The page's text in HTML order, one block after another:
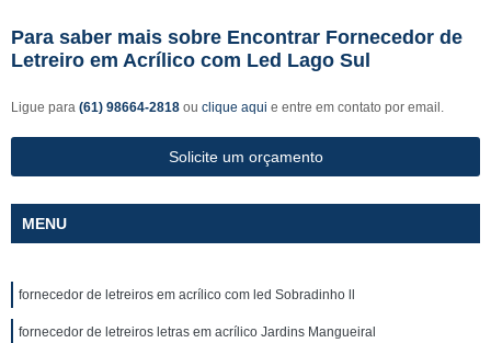
Para saber mais sobre Encontrar Fornecedor de
Letreiro em Acrílico com Led Lago Sul
Ligue para (61) 98664-2818 ou clique aqui e entre em contato por email.
Solicite um orçamento
MENU
fornecedor de letreiros em acrílico com led Sobradinho ll
fornecedor de letreiros letras em acrílico Jardins Mangueiral